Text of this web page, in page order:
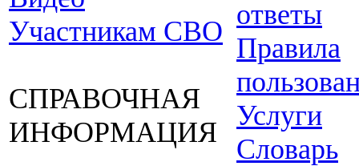
Участникам СВО
СПРАВОЧНАЯ
ИНФОРМАЦИЯ
ответы
Правила
Услуги
Словарь